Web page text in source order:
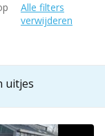
Alle filters
verwijderen
uitjes